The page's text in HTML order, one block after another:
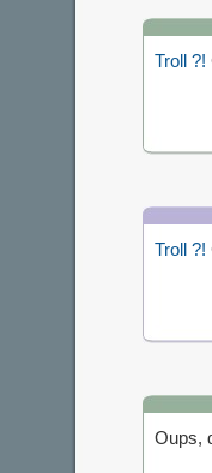
Troll ?!
Troll ?!
Oups,